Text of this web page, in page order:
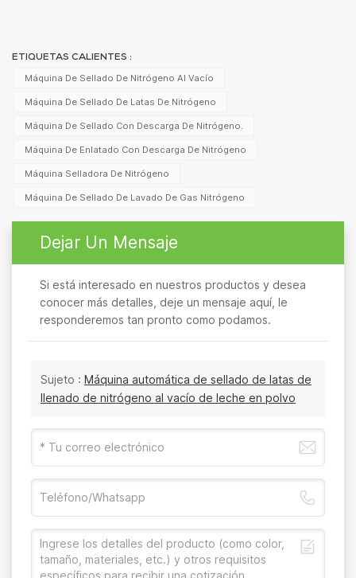
ETIQUETAS CALIENTES :
Máquina De Sellado De Nitrógeno Al Vacío
Máquina De Sellado De Latas De Nitrógeno
Máquina De Sellado Con Descarga De Nitrógeno.
Máquina De Enlatado Con Descarga De Nitrógeno
Máquina Selladora De Nitrógeno
Máquina De Sellado De Lavado De Gas Nitrógeno
Dejar Un Mensaje
Si está interesado en nuestros productos y desea
conocer más detalles, deje un mensaje aquí, le
responderemos tan pronto como podamos.
Sujeto : Máquina automática de sellado de latas de
llenado de nitrógeno al vacío de leche en polvo